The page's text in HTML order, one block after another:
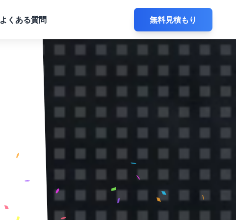
よくある質問 無料見積もり